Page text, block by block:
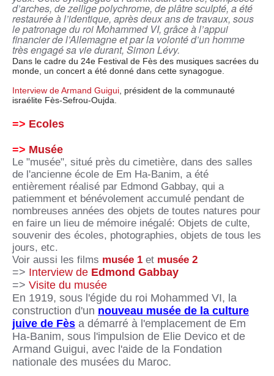
d’arches, de zellige polychrome, de plâtre sculpté, a été
restaurée à l’identique, après deux ans de travaux, sous
le patronage du roi Mohammed VI, grâce à l’appui
financier de l’Allemagne et par la volonté d’un homme
très engagé sa vie durant, Simon Lévy.
Dans le cadre du 24e Festival de Fès des musiques sacrées du
monde, un concert a été donné dans cette synagogue.
Interview de Armand Guigui, président de la communauté
israélite Fès-Sefrou-Oujda.
=> Ecoles
=> Musée
Le "musée", situé près du cimetière, dans des salles
de l'ancienne école de Em Ha-Banim, a été
entièrement réalisé par Edmond Gabbay, qui a
patiemment et bénévolement accumulé pendant de
nombreuses années des objets de toutes natures pour
en faire un lieu de mémoire inégalé: Objets de culte,
souvenir des écoles, photographies, objets de tous les
jours, etc.
Voir aussi les films musée 1 et musée 2
=> Interview de Edmond Gabbay
=> Visite du musée
En 1919, sous l'égide du roi Mohammed VI, la
construction d'un nouveau musée de la culture
juive de Fès a démarré à l'emplacement de Em
Ha-Banim, sous l'impulsion de Elie Devico et de
Armand Guigui, avec l'aide de la Fondation
nationale des musées du Maroc.